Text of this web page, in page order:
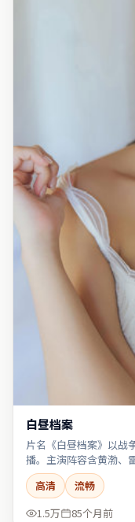
白昼档案
片名《白昼档案》以战
播。主演阵容含黄渤、
高清
流畅
1.5万
85个月前